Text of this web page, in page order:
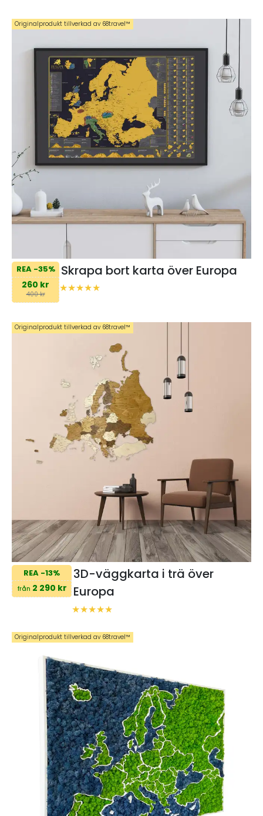
REA -35%
260 kr
400 kr
Skrapa bort karta över Europa
Originalprodukt tillverkad av 68travel™️
REA -13%
från 2 290 kr
3D-väggkarta i trä över
Europa
Originalprodukt tillverkad av 68travel™️
Originalprodukt tillverkad av 68travel™️